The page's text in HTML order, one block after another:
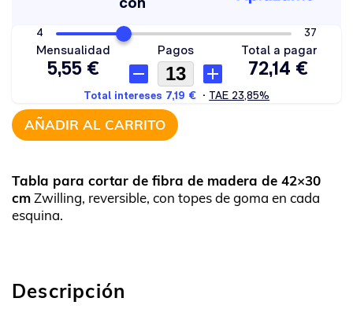
AÑADIR AL CARRITO
Tabla para cortar de fibra de madera de 42×30
cmZwilling, reversible, con topes de goma en cada
esquina.
Descripción